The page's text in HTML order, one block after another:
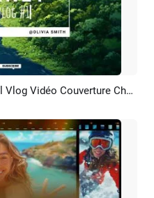
Créer IA Ai Green Nature Journey Travel Vlog Vidéo Couverture Chaîne Youtube Intro Outro